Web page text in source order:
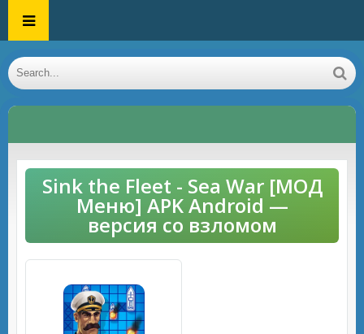
Sink the Fleet - Sea War [МОД
Меню] APK Android —
версия со взломом